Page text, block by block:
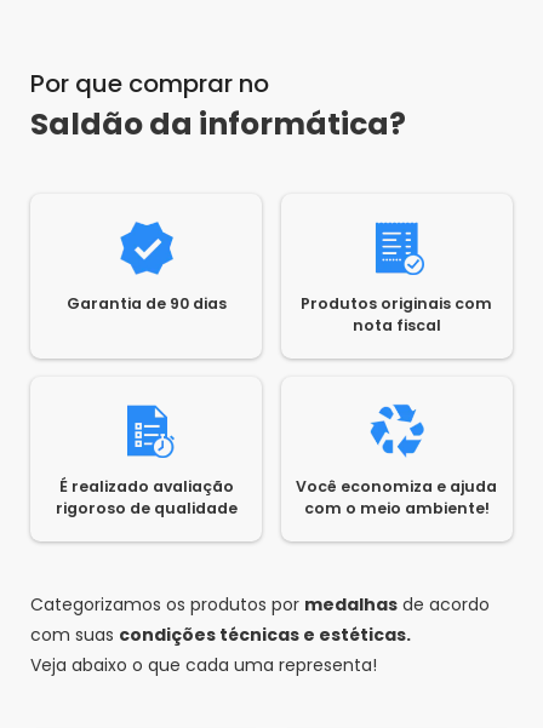
Por que comprar no
Saldão da informática?
Garantia de 90 dias
Produtos originais com
nota fiscal
É realizado avaliação
rigoroso de qualidade
Você economiza e ajuda
com o meio ambiente!
Categorizamos os produtos por medalhas de acordo
com suas condições técnicas e estéticas.
Veja abaixo o que cada uma representa!